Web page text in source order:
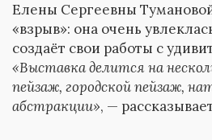
Елены Сергеевны
«взрыв»: она очень
создаёт свои работы с
«Выставка делится на
пейзаж, городской пейзаж,
абстракции», —